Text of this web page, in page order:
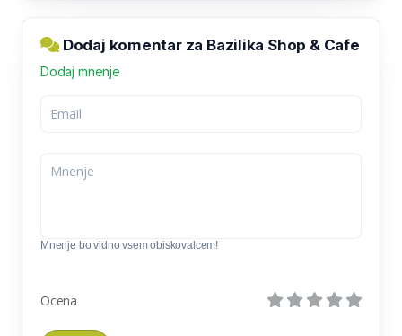
Dodaj komentar za Bazilika Shop & Cafe
Dodaj mnenje
Mnenje bo vidno vsem obiskovalcem!
Ocena